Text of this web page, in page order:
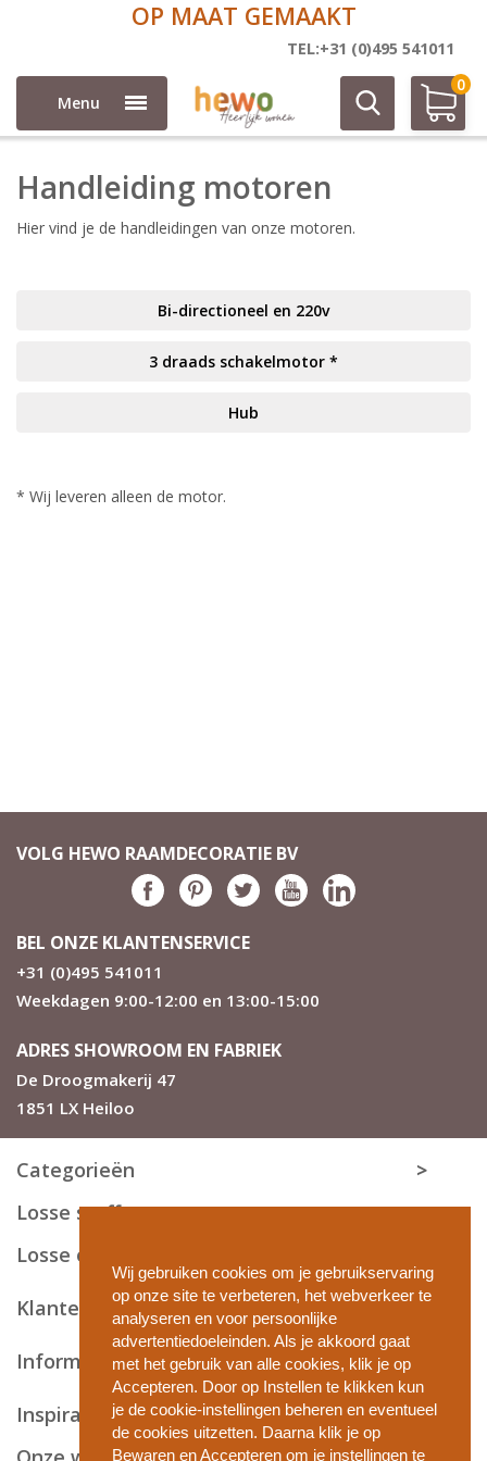
Wij gebruiken cookies om je gebruikservaring
op onze site te verbeteren, het webverkeer te
analyseren en voor persoonlijke
advertentiedoeleinden. Als je akkoord gaat
met het gebruik van alle cookies, klik je op
Accepteren. Door op Instellen te klikken kun
je de cookie-instellingen beheren en eventueel
de cookies uitzetten. Daarna klik je op
Bewaren en Accepteren om je instellingen te
OP MAAT GEMAAKT
TEL:+31 (0)495 541011
Menu
0
Elektrisch-handleiding
Handleiding motoren
Hier vind je de handleidingen van onze motoren.
Bi-directioneel en 220v
3 draads schakelmotor *
Hub
* Wij leveren alleen de motor.
VOLG HEWO RAAMDECORATIE BV
BEL ONZE KLANTENSERVICE
+31 (0)495 541011
Weekdagen 9:00-12:00 en 13:00-15:00
ADRES SHOWROOM EN FABRIEK
De Droogmakerij 47
1851 LX Heiloo
Categorieën
Losse stoffen
Losse onderdelen
Klantenservice
Informatie en tips
Inspiratie